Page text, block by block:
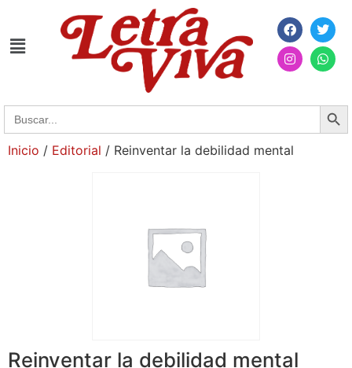
Search
for:
Inicio / Editorial / Reinventar la debilidad mental
Reinventar la debilidad mental